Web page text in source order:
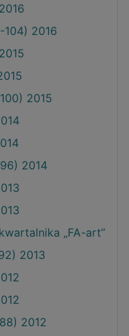
104) 2016
2015
2014
„FA-art”
2013
2012